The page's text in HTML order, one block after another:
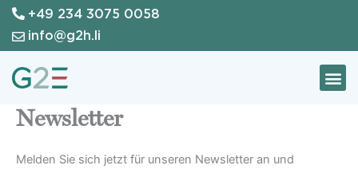
Zum
Inhalt
springen
+49 234 3075 0058
info@g2h.li
Newsletter
Melden Sie sich jetzt für unseren Newsletter an und